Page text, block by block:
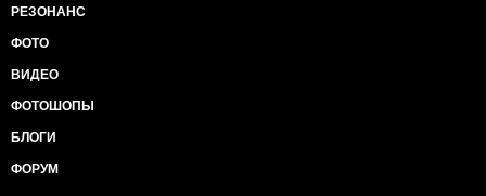
РЕЗОНАНС
ФОТО
ВИДЕО
ФОТОШОПЫ
БЛОГИ
ФОРУМ